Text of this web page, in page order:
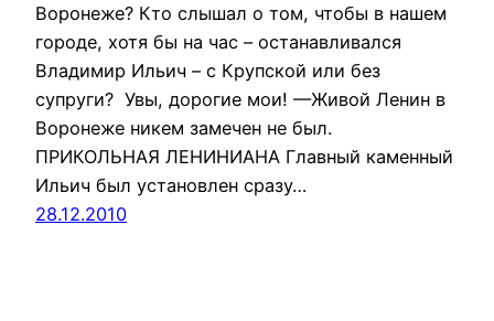
Воронеже? Кто слышал о том, чтобы в нашем
городе, хотя бы на час – останавливался
Владимир Ильич – с Крупской или без
супруги? Увы, дорогие мои! —Живой Ленин в
Воронеже никем замечен не был.
ПРИКОЛЬНАЯ ЛЕНИНИАНА Главный каменный
Ильич был установлен сразу…
28.12.2010